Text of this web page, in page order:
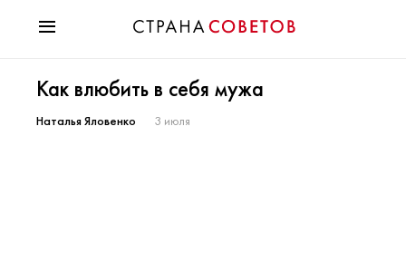
Мода
Звезды
Как влюбить в себя мужа
Наталья Яловенко 3 июля